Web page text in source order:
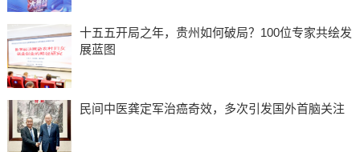
十五五开局之年，贵州如何破局？100位专家共绘发
展蓝图
民间中医龚定军治癌奇效，多次引发国外首脑关注